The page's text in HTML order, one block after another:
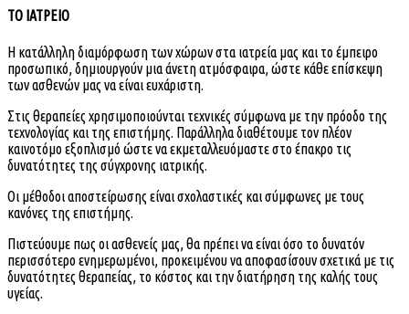
ΤΟ ΙΑΤΡΕΙΟ
H κατάλληλη διαμόρφωση των χώρων στα ιατρεία μας και το έμπειρο
προσωπικό, δημιουργούν μια άνετη ατμόσφαιρα, ώστε κάθε επίσκεψη
των ασθενών μας να είναι ευχάριστη.
Στις θεραπείες χρησιμοποιούνται τεχνικές σύμφωνα με την πρόοδο της
τεχνολογίας και της επιστήμης. Παράλληλα διαθέτουμε τον πλέον
καινοτόμο εξοπλισμό ώστε να εκμεταλλευόμαστε στο έπακρο τις
δυνατότητες της σύγχρονης ιατρικής.
Οι μέθοδοι αποστείρωσης είναι σχολαστικές και σύμφωνες με τους
κανόνες της επιστήμης.
Πιστεύουμε πως οι ασθενείς μας, θα πρέπει να είναι όσο το δυνατόν
περισσότερο ενημερωμένοι, προκειμένου να αποφασίσουν σχετικά με τις
δυνατότητες θεραπείας, το κόστος και την διατήρηση της καλής τους
υγείας.